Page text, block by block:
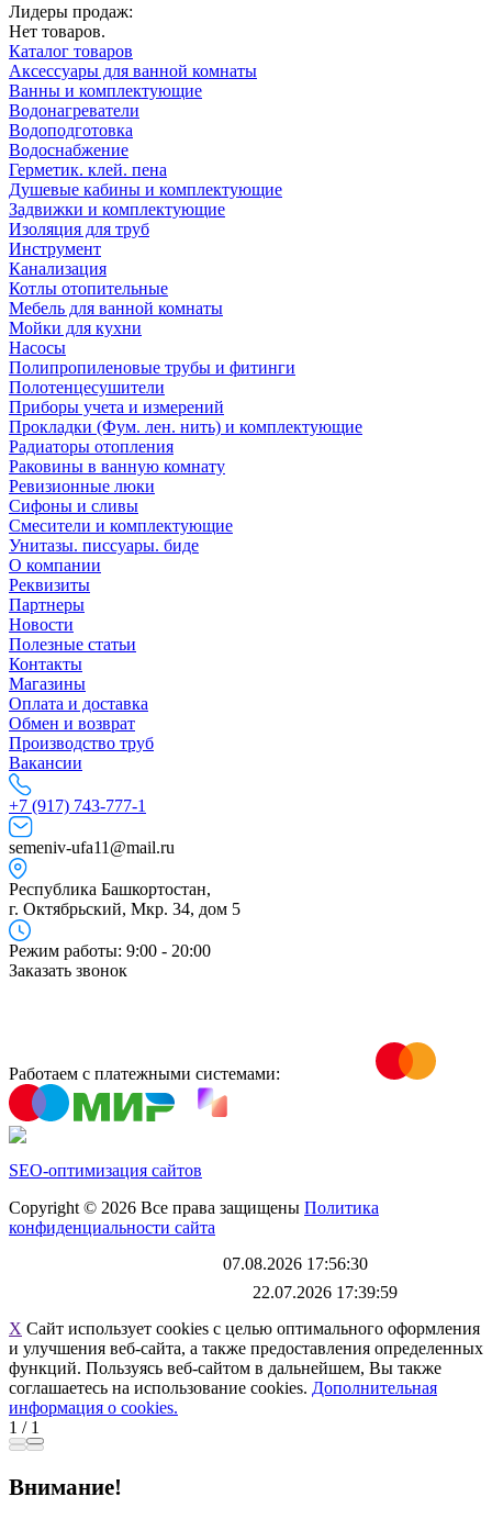
Лидеры продаж:
Нет товаров.
Каталог товаров
Аксессуары для ванной комнаты
Ванны и комплектующие
Водонагреватели
Водоподготовка
Водоснабжение
Герметик. клей. пена
Душевые кабины и комплектующие
Задвижки и комплектующие
Изоляция для труб
Инструмент
Канализация
Котлы отопительные
Мебель для ванной комнаты
Мойки для кухни
Насосы
Полипропиленовые трубы и фитинги
Полотенцесушители
Приборы учета и измерений
Прокладки (Фум. лен. нить) и комплектующие
Радиаторы отопления
Раковины в ванную комнату
Ревизионные люки
Сифоны и сливы
Смесители и комплектующие
Унитазы. писсуары. биде
О компании
Реквизиты
Партнеры
Новости
Полезные статьи
Контакты
Магазины
Оплата и доставка
Обмен и возврат
Производство труб
Вакансии
+7 (917) 743-777-1
semeniv-ufa11@mail.ru
Республика Башкортостан,
г. Октябрьский, Мкр. 34, дом 5
Режим работы: 9:00 - 20:00
Заказать звонок
Работаем с платежными системами:
SEO-оптимизация сайтов
Copyright © 2026 Все права защищены Политика
конфиденциальности сайта
07.08.2026 17:56:30
22.07.2026 17:39:59
X Сайт использует cookies с целью оптимального оформления
и улучшения веб-сайта, а также предоставления определенных
функций. Пользуясь веб-сайтом в дальнейшем, Вы также
соглашаетесь на использование cookies. Дополнительная
информация о cookies.
1 / 1
Внимание!